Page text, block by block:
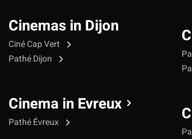
Cinemas in Dijon
Ciné Cap Vert
Pathé Dijon
Cinema in Evreux
Pathé Évreux